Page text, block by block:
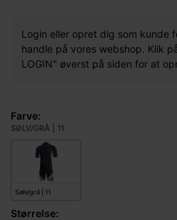
Login eller opret dig som kunde
handle på vores webshop. Klik
LOGIN" øverst på siden for at
Farve:
SØLV/GRÅ | 11
Sølv/grå | 11
Størrelse: